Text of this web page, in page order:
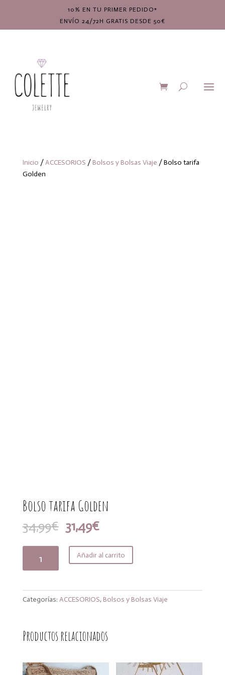
10% EN TU PRIMER PEDIDO*
ENVÍO 24/72H GRATIS DESDE 50€
Inicio /ACCESORIOS / Bolsos y Bolsas Viaje / Bolso tarifa
Golden
Bolso tarifa Golden
34,99€ El
precio
original
era:
31,49€El
actual
es:
Añadir al carrito
Categorías: ACCESORIOS, Bolsos y Bolsas Viaje
Productos relacionados